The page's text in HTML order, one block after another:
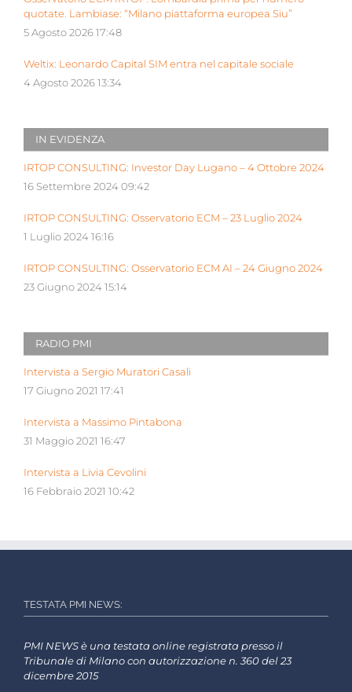
quotate. Lambiase: “Milano piattaforma europea Siu”
5 Agosto 2026 17:48
Weltix: Leonardo Capital SIM entra nel capitale sociale
4 Agosto 2026 13:34
IN EVIDENZA
IRTOP CONSULTING: Investor Day Lugano – 4 Ottobre 2024
16 Settembre 2024 09:42
IRTOP CONSULTING: Osservatorio ECM – 23 Luglio 2024
1 Luglio 2024 16:16
IRTOP CONSULTING: Osservatorio ECM AI – 24 Giugno 2024
23 Giugno 2024 15:14
RADIO PMI
Intervista a Sergio Muratori Casali
17 Giugno 2021 17:41
Intervista a Massimo Pintabona
31 Maggio 2021 16:47
Intervista a Livia Cevolini
16 Febbraio 2021 10:42
TESTATA PMI NEWS:
PMI NEWS è una testata online registrata presso il
Tribunale di Milano con autorizzazione n. 360 del 23
dicembre 2015